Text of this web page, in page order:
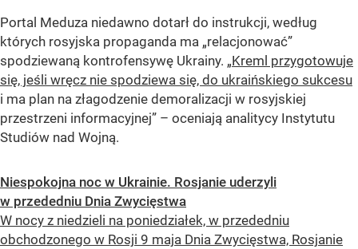
Portal Meduza niedawno dotarł do instrukcji, według
których rosyjska propaganda ma „relacjonować”
spodziewaną kontrofensywę Ukrainy. „Kreml przygotowuje
się, jeśli wręcz nie spodziewa się, do ukraińskiego sukcesu
i ma plan na złagodzenie demoralizacji w rosyjskiej
przestrzeni informacyjnej” – oceniają analitycy Instytutu
Studiów nad Wojną.
Niespokojna noc w Ukrainie. Rosjanie uderzyli
w przededniu Dnia Zwycięstwa
W nocy z niedzieli na poniedziałek, w przededniu
obchodzonego w Rosji 9 maja Dnia Zwycięstwa, Rosjanie